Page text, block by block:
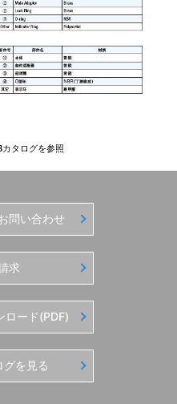
タログを参照
問い合わせ
求
ロード(PDF)
を見る